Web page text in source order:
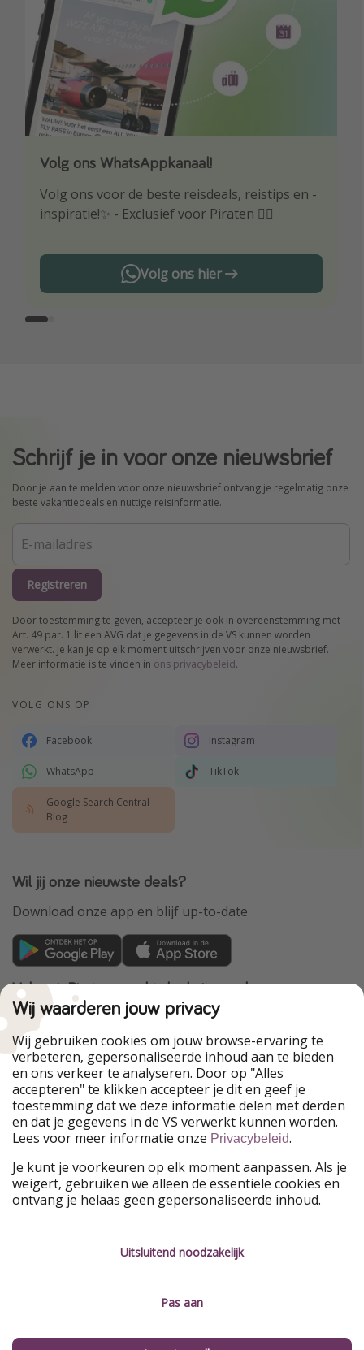
Volg ons WhatsAppkanaal!
Volg ons voor de beste reisdeals, reistips en -
inspiratie!✨ - Exclusief voor Piraten 🏴‍☠️
Volg ons hier
Download onze app
Wees als eerste op de hoogte van de beste
reisaanbiedingen
Schrijf je in voor onze nieuwsbrief
Door je aan te melden voor onze nieuwsbrief ontvang je regelmatig onze
beste vakantiedeals en nuttige reisinformatie.
Registreren
Door toestemming te geven, accepteer je ook in overeenstemming met
Art. 49 par. 1 lit een AVG dat je gegevens in de VS kunnen worden
verwerkt. Je kan je op elk moment uitschrijven voor onze nieuwsbrief.
Meer informatie is te vinden in ons privacybeleid.
VOLG ONS OP
Facebook Instagram
WhatsApp TikTok
Google Search Central
Blog
Wil jij onze nieuwste deals?
Download onze app en blijf up-to-date
VakantiePiraten maakt deel uit van de
HolidayPirates Group
Onze markten
PiratinViaggio
HolidayPirates
WakacyjniPiraci
VoyagesPirates
Ferienpiraten
Urlaubspiraten
Urlaubspiraten
ViajerosPiratas
TravelPirates
HolidayPirates Group
Leer ons kennen Juridisch
Colofon
Beheer services
Wij waarderen jouw privacy
Wij gebruiken cookies om jouw browse-ervaring te
verbeteren, gepersonaliseerde inhoud aan te bieden
en ons verkeer te analyseren. Door op "Alles
accepteren" te klikken accepteer je dit en geef je
toestemming dat we deze informatie delen met derden
en dat je gegevens in de VS verwerkt kunnen worden.
Lees voor meer informatie onze Privacybeleid.
Je kunt je voorkeuren op elk moment aanpassen. Als je
weigert, gebruiken we alleen de essentiële cookies en
ontvang je helaas geen gepersonaliseerde inhoud.
Uitsluitend noodzakelijk
Pas aan